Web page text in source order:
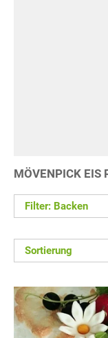
MÖVENPICK EIS
Filter: Backen
Sortierung